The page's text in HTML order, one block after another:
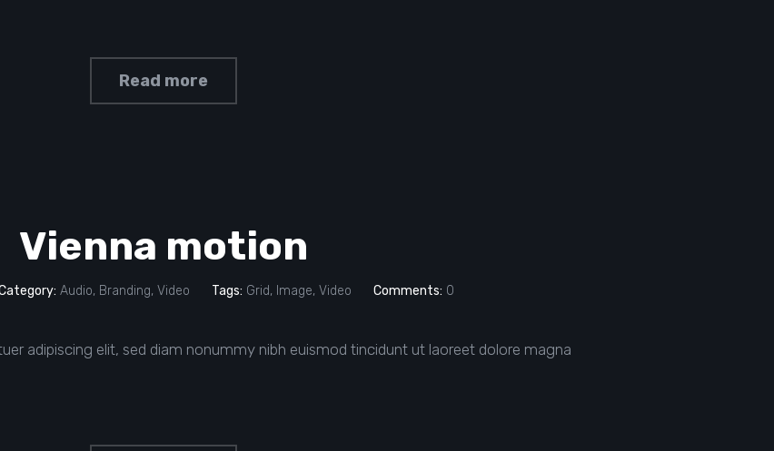
Read more
Vienna motion
Audio, Branding, Video Tags: Grid, Image, Video Comments: 0
adipiscing elit, sed diam nonummy nibh euismod tincidunt ut laoreet dolore magna